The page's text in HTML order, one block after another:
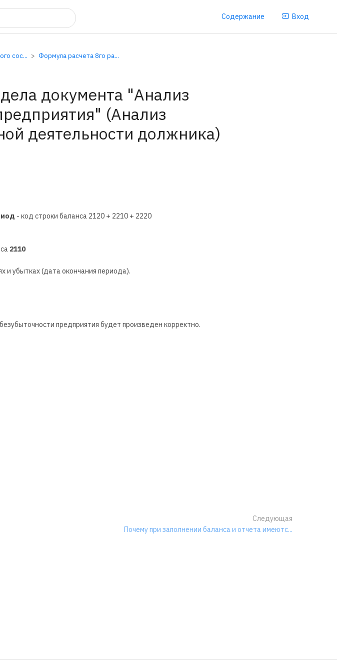
Содержание Вход
сос... Формула расчета 8го ра...
документа "Анализ
(Анализ
деятельности должника)
- код строки баланса 2120 + 2210 + 2220
2110
и убытках (дата окончания периода).
предприятия будет произведен корректно.
Следующая
Почему при заполнении баланса и отчета имеютс...